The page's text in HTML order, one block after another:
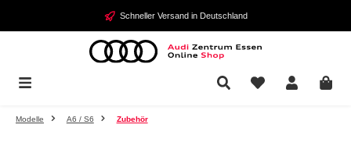
Zum Hauptinhalt springen Schneller Versand in Deutschland
Modelle A6 / S6 Zubehör